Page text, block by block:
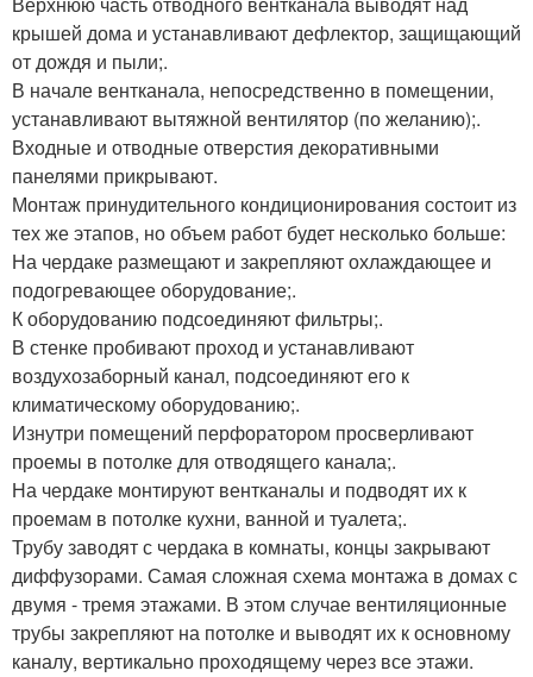
крышей дома и устанавливают дефлектор, защищающий
от дождя и пыли;.
В начале вентканала, непосредственно в помещении,
устанавливают вытяжной вентилятор (по желанию);.
Входные и отводные отверстия декоративными
панелями прикрывают.
Монтаж принудительного кондиционирования состоит из
тех же этапов, но объем работ будет несколько больше:
На чердаке размещают и закрепляют охлаждающее и
подогревающее оборудование;.
К оборудованию подсоединяют фильтры;.
В стенке пробивают проход и устанавливают
воздухозаборный канал, подсоединяют его к
климатическому оборудованию;.
Изнутри помещений перфоратором просверливают
проемы в потолке для отводящего канала;.
На чердаке монтируют вентканалы и подводят их к
проемам в потолке кухни, ванной и туалета;.
Трубу заводят с чердака в комнаты, концы закрывают
диффузорами. Самая сложная схема монтажа в домах с
двумя - тремя этажами. В этом случае вентиляционные
трубы закрепляют на потолке и выводят их к основному
каналу, вертикально проходящему через все этажи.